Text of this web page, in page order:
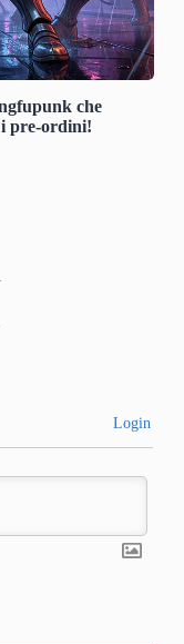
che
pre-ordini!
Login